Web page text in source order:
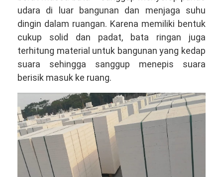
udara di luar bangunan dan menjaga suhu
dingin dalam ruangan. Karena memiliki bentuk
cukup solid dan padat, bata ringan juga
terhitung material untuk bangunan yang kedap
suara sehingga sanggup menepis suara
berisik masuk ke ruang.